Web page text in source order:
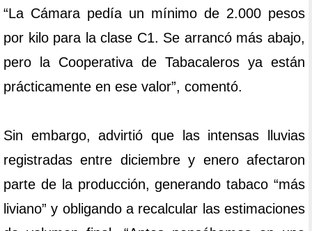
“La Cámara pedía un mínimo de 2.000 pesos
por kilo para la clase C1. Se arrancó más abajo,
pero la Cooperativa de Tabacaleros ya están
prácticamente en ese valor”, comentó.
Sin embargo, advirtió que las intensas lluvias
registradas entre diciembre y enero afectaron
parte de la producción, generando tabaco “más
liviano” y obligando a recalcular las estimaciones